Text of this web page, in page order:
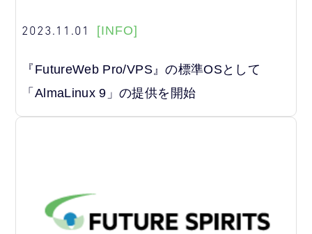
2023.11.01 [INFO]
『FutureWeb Pro/VPS』の標準OSとして
「AlmaLinux 9」の提供を開始